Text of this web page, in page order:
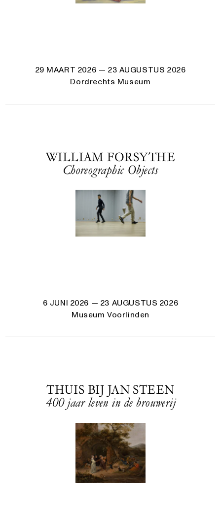
29 MAART 2026 — 23 AUGUSTUS 2026
Dordrechts Museum
WILLIAM FORSYTHE
Choreographic Objects
6 JUNI 2026 — 23 AUGUSTUS 2026
Museum Voorlinden
THUIS BIJ JAN STEEN
400 jaar leven in de brouwerij